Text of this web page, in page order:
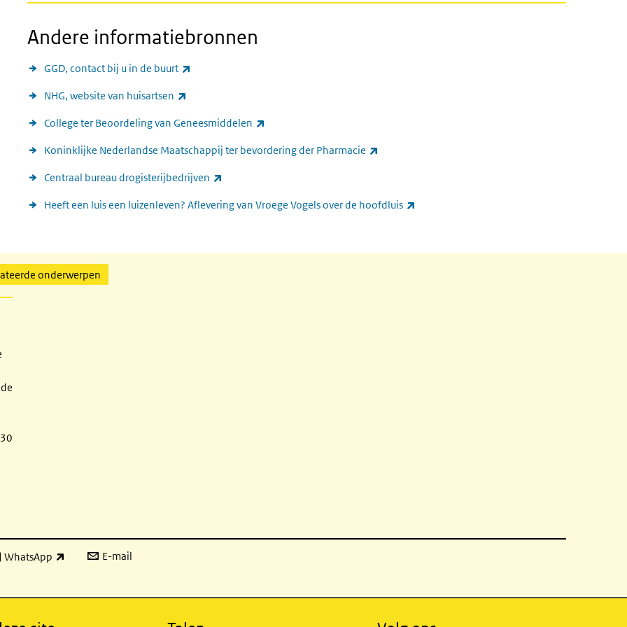
Andere informatiebronnen
GGD, contact bij u in de buurt
NHG, website van huisartsen
College ter Beoordeling van Geneesmiddelen
Koninklijke Nederlandse Maatschappij ter bevordering der Pharmacie
Centraal bureau drogisterijbedrijven
Heeft een luis een luizenleven? Aflevering van Vroege Vogels over de hoofdluis
onderwerpen
WhatsApp
link) E-mail